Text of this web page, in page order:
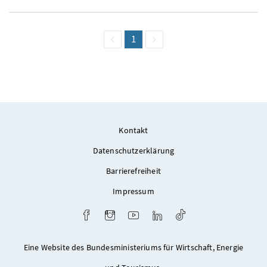
vorige Seite
Seite
1 (aktuell)
Kontakt
Datenschutzerklärung
Barrierefreiheit
Impressum
FacebookInstagramYoutube LinkedIn
Eine Website des Bundesministeriums für Wirtschaft, Energie